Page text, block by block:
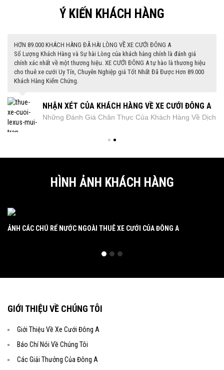
Ý KIẾN KHÁCH HÀNG
HƠN 89.000 KHÁCH HÀNG ĐÃ HÀI LÒNG VỀ XE CƯỚI ĐÔNG A
Số Lượng Khách Hàng và Sự hài Lòng của khách hàng chính là đánh giá
chính xác nhất về một thương hiệu. XE CƯỚI ĐÔNG A tự hào là thương hiệu
cho thuê xe cưới Uy Tín, Chuyên Nghiệp giá Tốt Nhất Đã Được Hơn 89.000
Khách Hàng Kiểm Chứng.
NHẬN XÉT CỦA KHÁCH HÀNG VỀ XE CƯỚI ĐÔNG A
Những Đánh Giá Chân Thực Của Khách Hàng Về Dịch
HÌNH ẢNH KHÁCH HÀNG
ẢNH CÁC CHÚ RỂ NƯỚC NGOÀI THUÊ XE CƯỚI CỦA ĐÔNG A
GIỚI THIỆU VỀ CHÚNG TÔI
Giới Thiệu Về Xe Cưới Đông A
Báo Chí Nói Về Chúng Tôi
Các Giải Thưởng Của Đông A